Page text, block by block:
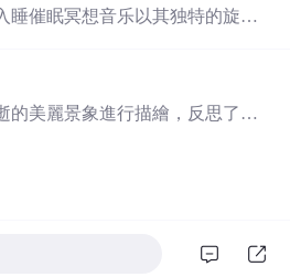
睡催眠冥想音乐以其独特的旋律
步，倾听内心声音。
的美麗景象進行描繪，反思了生